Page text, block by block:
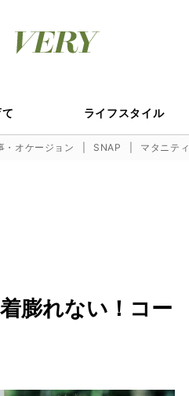
ライフスタイル
・オケージョン SNAP マタニティ
膨れない！コー